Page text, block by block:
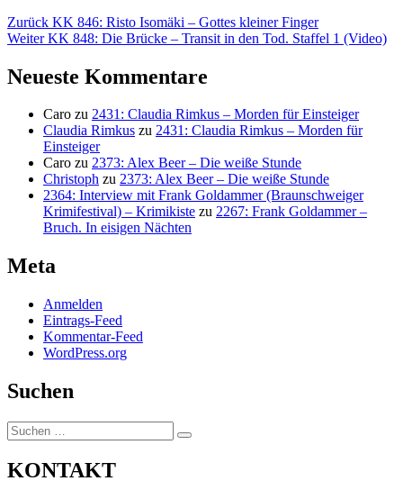
Beitragsnavigation
Zurück Vorheriger
Beitrag:
KK 846: Risto Isomäki – Gottes kleiner Finger
Weiter Nächster
KK 848: Die Brücke – Transit in den Tod. Staffel 1 (Video)
Neueste Kommentare
Caro zu 2431: Claudia Rimkus – Morden für Einsteiger
Claudia Rimkus zu 2431: Claudia Rimkus – Morden für
Einsteiger
Caro zu 2373: Alex Beer – Die weiße Stunde
Christoph zu 2373: Alex Beer – Die weiße Stunde
2364: Interview mit Frank Goldammer (Braunschweiger
Krimifestival) – Krimikiste zu 2267: Frank Goldammer –
Bruch. In eisigen Nächten
Meta
Anmelden
Eintrags-Feed
Kommentar-Feed
WordPress.org
Suchen
Suchen
nach:
Suchen
KONTAKT